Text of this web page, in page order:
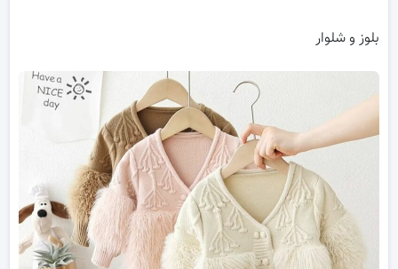
بلوز و شلوار